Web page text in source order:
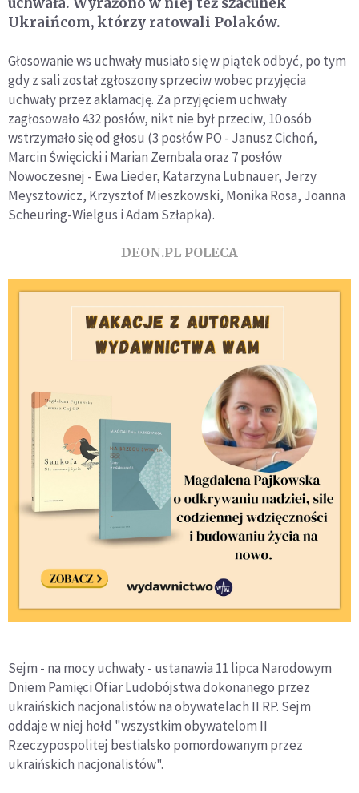
Ukraińcom, którzy ratowali Polaków.
Głosowanie ws uchwały musiało się w piątek odbyć, po tym
gdy z sali został zgłoszony sprzeciw wobec przyjęcia
uchwały przez aklamację. Za przyjęciem uchwały
zagłosowało 432 posłów, nikt nie był przeciw, 10 osób
wstrzymało się od głosu (3 posłów PO - Janusz Cichoń,
Marcin Święcicki i Marian Zembala oraz 7 posłów
Nowoczesnej - Ewa Lieder, Katarzyna Lubnauer, Jerzy
Meysztowicz, Krzysztof Mieszkowski, Monika Rosa, Joanna
Scheuring-Wielgus i Adam Szłapka).
DEON.PL POLECA
Sejm - na mocy uchwały - ustanawia 11 lipca Narodowym
Dniem Pamięci Ofiar Ludobójstwa dokonanego przez
ukraińskich nacjonalistów na obywatelach II RP. Sejm
oddaje w niej hołd "wszystkim obywatelom II
Rzeczypospolitej bestialsko pomordowanym przez
ukraińskich nacjonalistów".